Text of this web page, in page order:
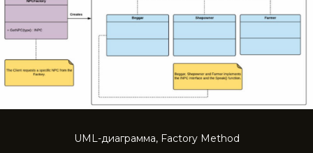
UML-диаграмма, Factory Method